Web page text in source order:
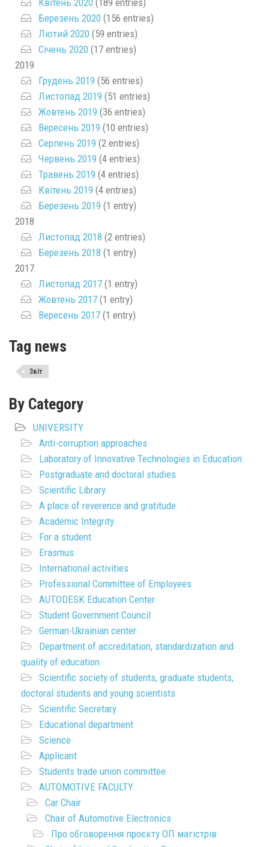
Квітень 2020 (189 entries)
Березень 2020 (156 entries)
Лютий 2020 (59 entries)
Січень 2020 (17 entries)
2019
Грудень 2019 (56 entries)
Листопад 2019 (51 entries)
Жовтень 2019 (36 entries)
Вересень 2019 (10 entries)
Серпень 2019 (2 entries)
Червень 2019 (4 entries)
Травень 2019 (4 entries)
Квітень 2019 (4 entries)
Березень 2019 (1 entry)
2018
Листопад 2018 (2 entries)
Березень 2018 (1 entry)
2017
Листопад 2017 (1 entry)
Жовтень 2017 (1 entry)
Вересень 2017 (1 entry)
Tag news
Звіт
By Category
UNIVERSITY
Anti-corruption approaches
Laboratory of Innovative Technologies in Education
Postgraduate and doctoral studies
Scientific Library
A place of reverence and gratitude
Academic Integrity
For a student
Erasmus
International activities
Professional Committee of Employees
AUTODESK Education Center
Student Government Council
German-Ukrainian center
Department of accreditation, standardization and
quality of education
Scientific society of students, graduate students,
doctoral students and young scientists
Scientific Secretary
Educational department
Science
Applicant
Students trade union committee
AUTOMOTIVE FACULTY
Car Chair
Chair of Automotive Electronics
Про обговорення проєкту ОП магістрів